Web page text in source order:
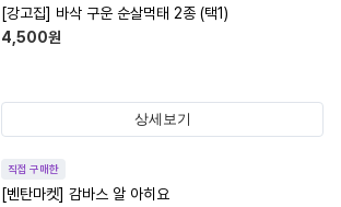
[강고집] 바삭 구운 순살먹태 2종 (택1)
4,500원
상세보기
직접 구매한
[벤탄마켓] 감바스 알 아히요